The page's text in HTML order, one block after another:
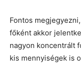
Fontos
főként akkor
nagyon koncentrált
kis mennyiségek is